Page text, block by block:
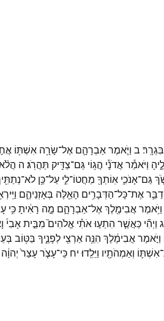
בִּגְרָֽר׃ ב וַיֹּ֧אמֶראַבְרָהָ֛ם אֶל־שָׂרָ֥ה אִשְׁתּ֖וֹ
וַיֹּאמַ֕ראֲדֹנָ֕י הֲג֥וֹי גַּם־צַדִּ֖יק תַּהֲרֹֽג׃ ה
גַּם־אָנֹכִ֛י אֽוֹתְךָ֖ מֵחֲטוֹ־לִ֑י עַל־כֵּ֥ן לֹא־
אֶת־כָּל־הַדְּבָרִ֥ים הָאֵ֖לֶּה בְּאָזְנֵיהֶ֑ם
וַיֹּ֥אמֶראֲבִימֶ֖לֶךְאֶל־אַבְרָהָ֑ם מָ֣ה רָאִ֔יתָכִּ֥י
וַיְהִ֞י כַּאֲשֶׁ֧ר הִתְע֣וּאֹתִ֗י אֱלֹהִים֮ מִבֵּ֣יתאָבִי֒
וַיֹּ֣אמֶראֲבִימֶ֔לֶךְ הִנֵּ֥ה אַרְצִ֖י לְפָנֶ֑יךָ בַּטּ֥וֹב
אִשְׁתּ֛וֹ וְאַמְהֹתָ֖יו וַיֵּלֵֽדוּ׃ יח כִּֽי־עָצֹ֤רעָצַר֙ יְהוָ֔ה